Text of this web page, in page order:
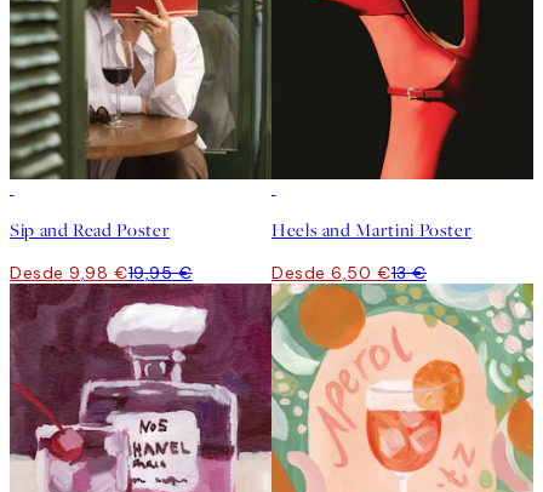
Sip and Read Poster
Desde 9,98 €19,95 €
Heels and Martini Poster
Desde 6,50 €13 €